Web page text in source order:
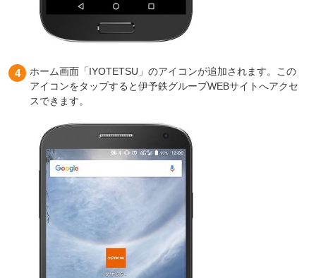
ホーム画面「IYOTETSU」のアイコンが追加されます。この
アイコンをタップすると伊予鉄グループWEBサイトへアクセ
スできます。